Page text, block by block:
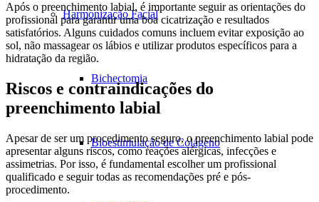
Harmonização Facial
Bichectomia
Bioestimulação de Colágeno
Após o preenchimento labial, é importante seguir as orientações do
profissional para garantir uma boa cicatrização e resultados
satisfatórios. Alguns cuidados comuns incluem evitar exposição ao
sol, não massagear os lábios e utilizar produtos específicos para a
hidratação da região.
Riscos e contraindicações do
preenchimento labial
Apesar de ser um procedimento seguro, o preenchimento labial pode
apresentar alguns riscos, como reações alérgicas, infecções e
assimetrias. Por isso, é fundamental escolher um profissional
qualificado e seguir todas as recomendações pré e pós-
procedimento.